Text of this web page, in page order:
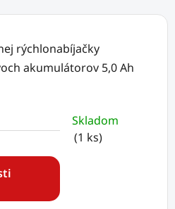
rýchlonabíjačky
akumulátorov 5,0 Ah
Skladom
(1 ks)